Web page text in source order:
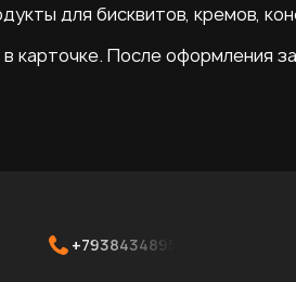
для бисквитов, кремов,
карточке. После оформления
+79384348952